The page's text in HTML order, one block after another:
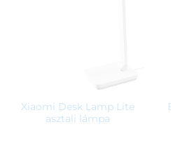
Xiaomi Desk Lamp Lite
asztali lámpa